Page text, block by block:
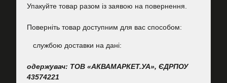
Упакуйте товар разом із заявою на повернення.
Поверніть товар доступним для вас способом:
cлужбою доставки на дані:
одержувач: ТОВ «АКВАМАРКЕТ.УА», ЄДРПОУ
43574221